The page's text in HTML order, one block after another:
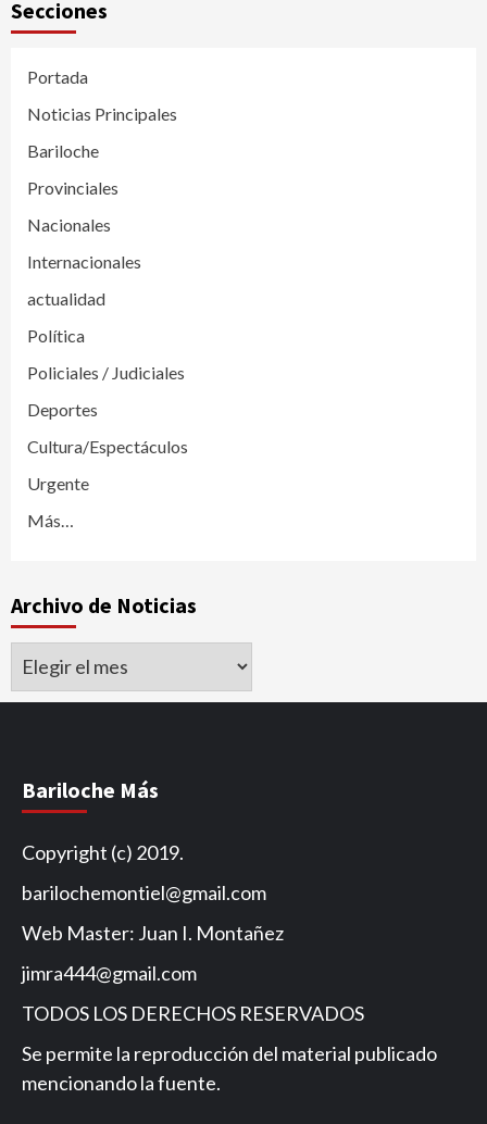
Secciones
Portada
Noticias Principales
Bariloche
Provinciales
Nacionales
Internacionales
actualidad
Política
Policiales / Judiciales
Deportes
Cultura/Espectáculos
Urgente
Más…
Archivo de Noticias
Archivo
Bariloche Más
Copyright (c) 2019.
barilochemontiel@gmail.com
Web Master: Juan I. Montañez
jimra444@gmail.com
TODOS LOS DERECHOS RESERVADOS
Se permite la reproducción del material publicado
mencionando la fuente.